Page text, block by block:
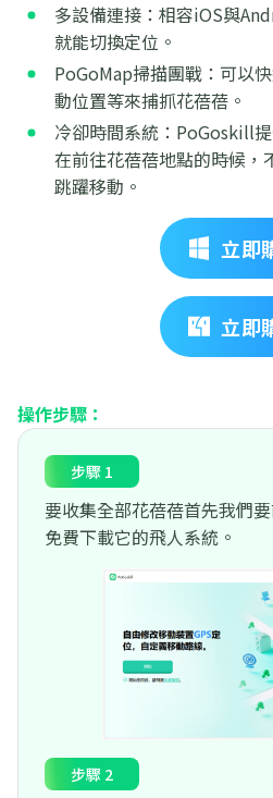
多設備連接：相容iOS與
就能切換定位。
PoGoMap掃描團戰：可以
動位置等來捕抓花蓓蓓。
冷卻時間系統：PoGoskill
在前往花蓓蓓地點的時候，
跳躍移動。
立即
立即
操作步驟：
步驟 1
要收集全部花蓓蓓首先我們
免費下載它的飛人系統。
步驟 2